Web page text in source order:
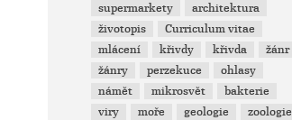
supermarkety
architektura
životopis
Curriculum vitae
mlácení
křivdy křivda
žánr
žánry
perzekuce
ohlasy
námět
mikrosvět
bakterie
viry
moře geologie zoologie